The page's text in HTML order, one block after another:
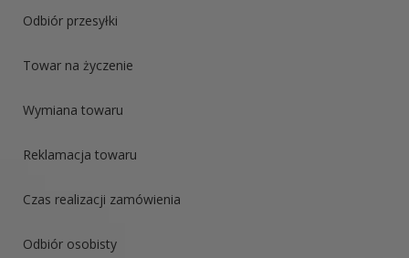
Odbiór przesyłki
Towar na życzenie
Wymiana towaru
Reklamacja towaru
Czas realizacji zamówienia
Odbiór osobisty